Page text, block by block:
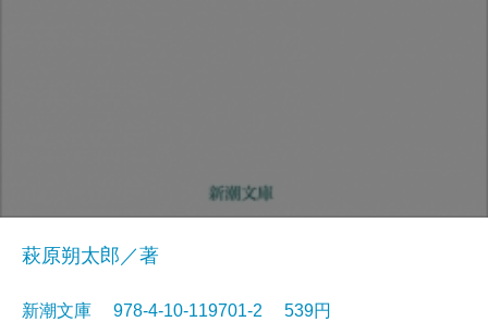
萩原朔太郎／著
新潮文庫 978-4-10-119701-2 539円